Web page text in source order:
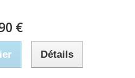
€
Détails